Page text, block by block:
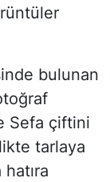
bulunan
Sefa çiftini
tarlaya